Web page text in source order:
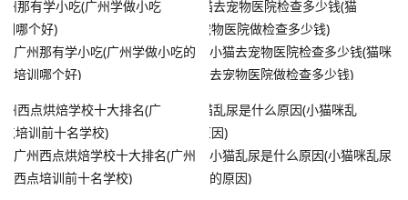
广州那有学小吃(广州学做小吃的
培训哪个好)
小猫去宠物医院检查多少钱(猫咪
去宠物医院做检查多少钱)
广州西点烘焙学校十大排名(广州
西点培训前十名学校)
小猫乱尿是什么原因(小猫咪乱尿
的原因)